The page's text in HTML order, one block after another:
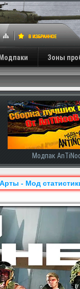
Модпаки Зоны
Модпак
- Мод